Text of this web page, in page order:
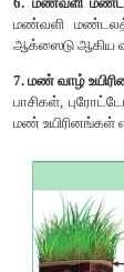
தீயின்
• தீயானது
• எரி
• ஒளி,
(pH), மண்